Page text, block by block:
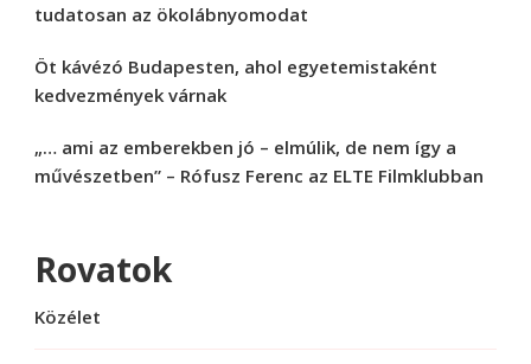
tudatosan az ökolábnyomodat
Öt kávézó Budapesten, ahol egyetemistaként
kedvezmények várnak
„… ami az emberekben jó – elmúlik, de nem így a
művészetben” – Rófusz Ferenc az ELTE Filmklubban
Rovatok
Közélet